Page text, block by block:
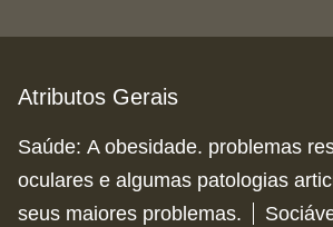
Atributos Gerais
Saúde: A obesidade. problemas
oculares e algumas patologias
seus maiores problemas.